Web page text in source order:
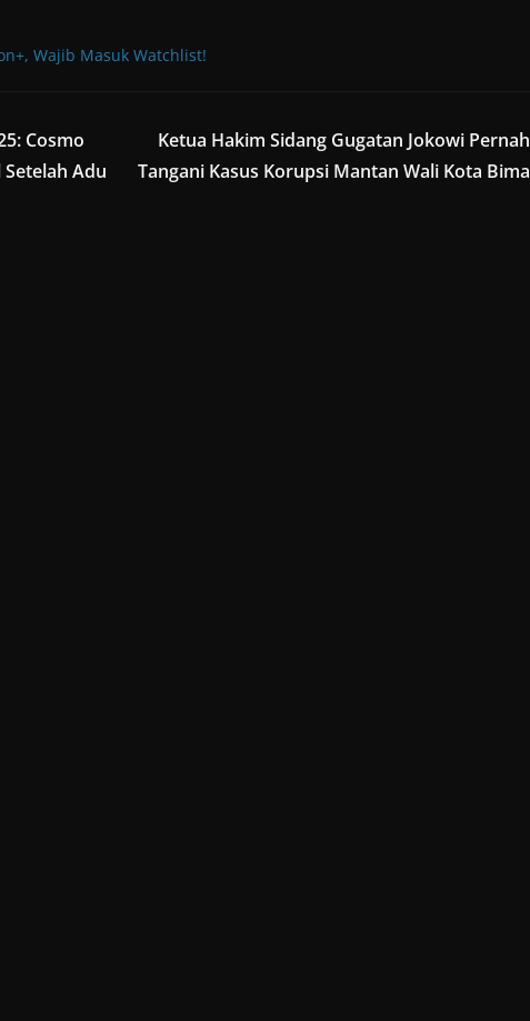
Wajib Masuk Watchlist!
Cosmo
Adu
Ketua Hakim Sidang Gugatan Jokowi Pernah
Tangani Kasus Korupsi Mantan Wali Kota Bima